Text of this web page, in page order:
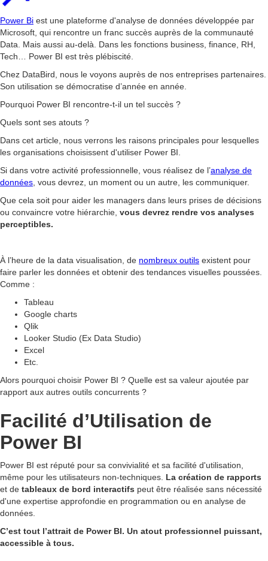
Power Bi est une plateforme d'analyse de données développée par
Microsoft, qui rencontre un franc succès auprès de la communauté
Data. Mais aussi au-delà. Dans les fonctions business, finance, RH,
Tech… Power BI est très plébiscité.
Chez DataBird, nous le voyons auprès de nos entreprises partenaires.
Son utilisation se démocratise d’année en année.
Pourquoi Power BI rencontre-t-il un tel succès ?
Quels sont ses atouts ?
Dans cet article, nous verrons les raisons principales pour lesquelles
les organisations choisissent d'utiliser Power BI.
Si dans votre activité professionnelle, vous réalisez de l’analyse de
données , vous devrez, un moment ou un autre, les communiquer.
Que cela soit pour aider les managers dans leurs prises de décisions
ou convaincre votre hiérarchie, vous devrez rendre vos analyses
perceptibles.
À l’heure de la data visualisation, de nombreux outils existent pour
faire parler les données et obtenir des tendances visuelles poussées.
Comme :
Tableau
Google charts
Qlik
Looker Studio (Ex Data Studio)
Excel
Etc.
Alors pourquoi choisir Power BI ? Quelle est sa valeur ajoutée par
rapport aux autres outils concurrents ?
Facilité d’Utilisation de
Power BI
Power BI est réputé pour sa convivialité et sa facilité d'utilisation,
même pour les utilisateurs non-techniques. La création de rapports
et de tableaux de bord interactifs peut être réalisée sans nécessité
d'une expertise approfondie en programmation ou en analyse de
données.
C’est tout l’attrait de Power BI. Un atout professionnel puissant,
accessible à tous.